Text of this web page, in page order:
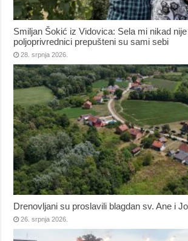
Smiljan Šokić iz Vidovica: Sela mi nikad
poljoprivrednici prepušteni su sami sebi
28. srpnja 2026.
Drenovljani su proslavili blagdan sv. Ane i
26. srpnja 2026.